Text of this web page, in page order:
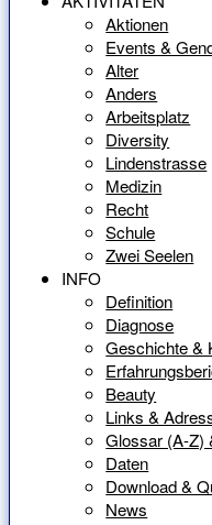
Aktionen
Events &
Alter
Anders
Arbeitsplatz
Diversity
Lindenstrasse
Medizin
Recht
Schule
Zwei Seelen
INFO
Definition
Diagnose
Geschichte &
Beauty
Links &
Glossar (A-Z)
Daten
Download &
News